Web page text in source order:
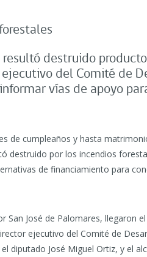
resultó destruido
ejecutivo del Comité de
vías de apoyo
de cumpleaños y hasta
destruido por los incendios
de financiamiento para
San José de Palomares, llegaron
ejecutivo del Comité de
diputado José Miguel Ortiz, y el